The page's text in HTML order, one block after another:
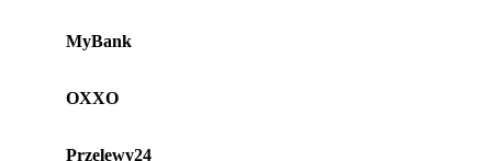
MyBank
OXXO
Przelewy24